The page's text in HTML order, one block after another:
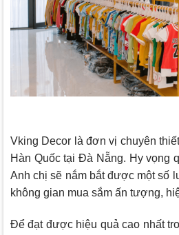
Vking Decor là đơn vị chuyên
Hàn Quốc tại Đà Nẵng. Hy vọng
Anh chị sẽ nắm bắt được một số
không gian mua sắm ấn tượng,
Để đạt được hiệu quả cao nhất